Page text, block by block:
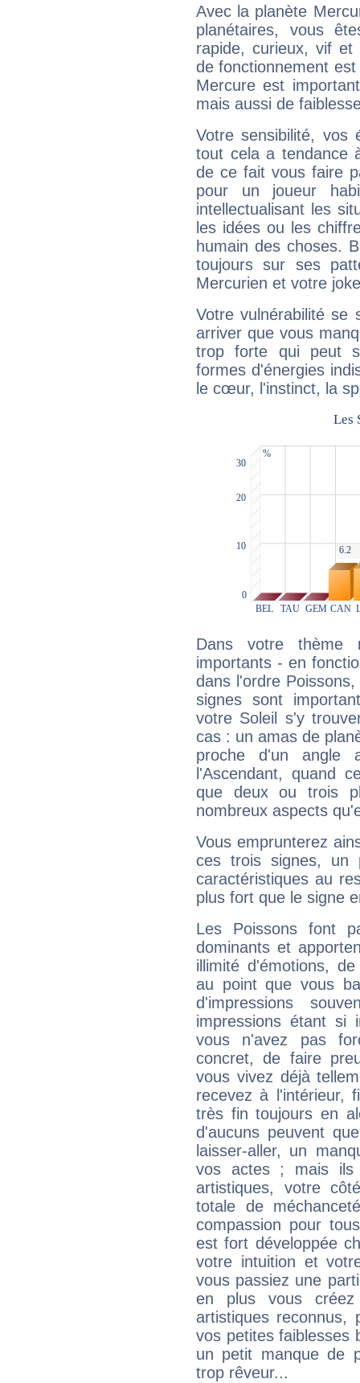
Avec la planète
planétaires, vous
rapide, curieux, vif et
de fonctionnement
Mercure est
mais aussi de
Votre sensibilité,
tout cela a tendance
de ce fait vous faire
pour un joueur
intellectualisant les
les idées ou les
humain des choses.
toujours sur ses
Mercurien et votre
Votre vulnérabilité se
arriver que vous
trop forte qui peut
formes d'énergies
le cœur, l'instinct, la
Dans votre thème
importants - en
dans l'ordre
signes sont
votre Soleil s'y
cas : un amas de
proche d'un
l'Ascendant, quand
que deux ou trois
nombreux aspects
Vous emprunterez
ces trois signes, un
caractéristiques au
plus fort que le signe
Les Poissons font
dominants et
illimité d'émotions,
au point que vous
d'impressions
impressions étant si
vous n'avez pas
concret, de faire
vous vivez déjà
recevez à l'intérieur,
très fin toujours en
d'aucuns peuvent
laisser-aller, un
vos actes ; mais ils
artistiques, votre
totale de
compassion pour
est fort développée
votre intuition et
vous passiez une
en plus vous
artistiques reconnus,
vos petites faiblesses
un petit manque de
trop rêveur...